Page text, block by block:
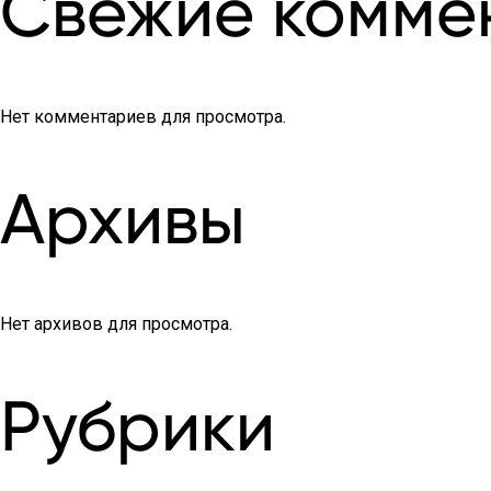
Нет комментариев для просмотра.
Архивы
Нет архивов для просмотра.
Рубрики